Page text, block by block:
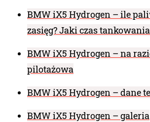
BMW iX5 Hydrogen – ile
zasięg? Jaki czas
BMW iX5 Hydrogen – na
pilotażowa
BMW iX5 Hydrogen – dane
BMW iX5 Hydrogen – galeria